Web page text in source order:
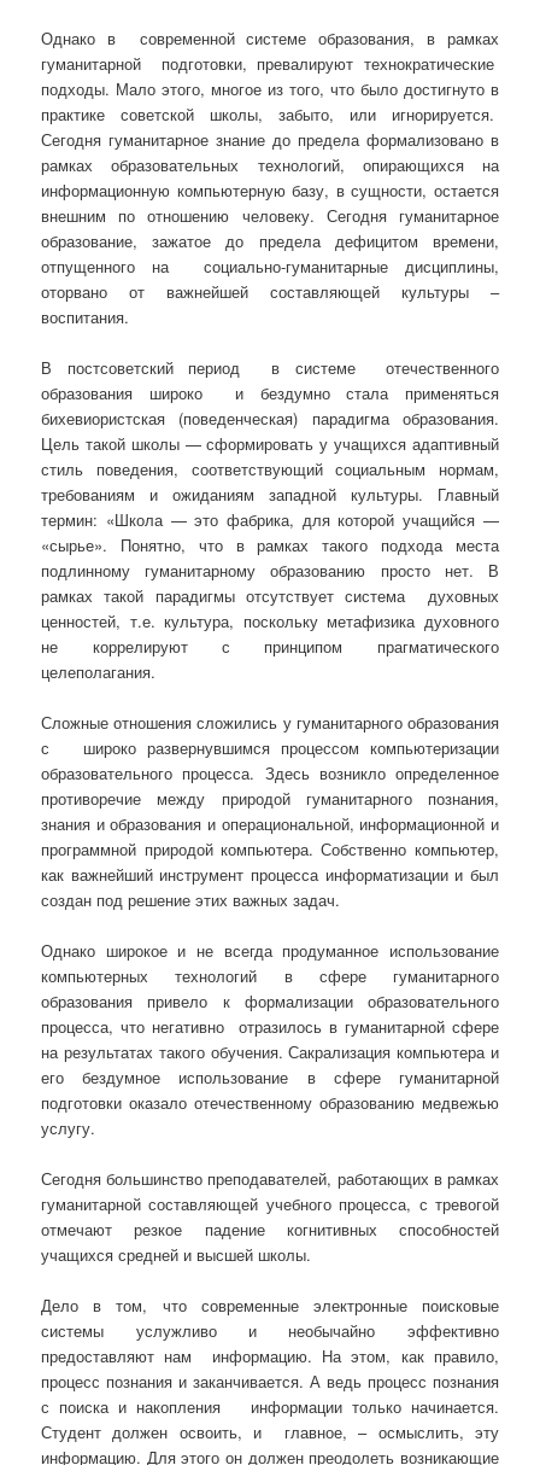
Однако в современной системе образования, в рамках
гуманитарной подготовки, превалируют технократические
подходы. Мало этого, многое из того, что было достигнуто в
практике советской школы, забыто, или игнорируется.
Сегодня гуманитарное знание до предела формализовано в
рамках образовательных технологий, опирающихся на
информационную компьютерную базу, в сущности, остается
внешним по отношению человеку. Сегодня гуманитарное
образование, зажатое до предела дефицитом времени,
отпущенного на социально-гуманитарные дисциплины,
оторвано от важнейшей составляющей культуры –
воспитания.
В постсоветский период в системе отечественного
образования широко и бездумно стала применяться
бихевиористская (поведенческая) парадигма образования.
Цель такой школы — сформировать у учащихся адаптивный
стиль поведения, соответствующий социальным нормам,
требованиям и ожиданиям западной культуры. Главный
термин: «Школа — это фабрика, для которой учащийся —
«сырье». Понятно, что в рамках такого подхода места
подлинному гуманитарному образованию просто нет. В
рамках такой парадигмы отсутствует система духовных
ценностей, т.е. культура, поскольку метафизика духовного
не коррелируют с принципом прагматического
целеполагания.
Сложные отношения сложились у гуманитарного образования
с широко развернувшимся процессом компьютеризации
образовательного процесса. Здесь возникло определенное
противоречие между природой гуманитарного познания,
знания и образования и операциональной, информационной и
программной природой компьютера. Собственно компьютер,
как важнейший инструмент процесса информатизации и был
создан под решение этих важных задач.
Однако широкое и не всегда продуманное использование
компьютерных технологий в сфере гуманитарного
образования привело к формализации образовательного
процесса, что негативно отразилось в гуманитарной сфере
на результатах такого обучения. Сакрализация компьютера и
его бездумное использование в сфере гуманитарной
подготовки оказало отечественному образованию медвежью
услугу.
Сегодня большинство преподавателей, работающих в рамках
гуманитарной составляющей учебного процесса, с тревогой
отмечают резкое падение когнитивных способностей
учащихся средней и высшей школы.
Дело в том, что современные электронные поисковые
системы услужливо и необычайно эффективно
предоставляют нам информацию. На этом, как правило,
процесс познания и заканчивается. А ведь процесс познания
с поиска и накопления информации только начинается.
Студент должен освоить, и главное, – осмыслить, эту
информацию. Для этого он должен преодолеть возникающие